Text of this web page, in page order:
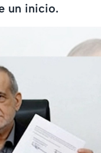
un inicio.